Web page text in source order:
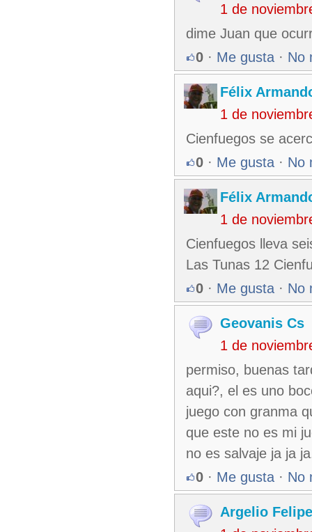
1 de
dime Juan que
0 · Me gusta · No
Félix
1 de
Cienfuegos se
0 · Me gusta · No
Félix
1 de
Cienfuegos lleva
Las Tunas 12
0 · Me gusta · No
Geovanis Cs
1 de
permiso, buenas
aqui?, el es uno
juego con granma
que este no es mi
no es salvaje ja ja
0 · Me gusta · No
Argelio